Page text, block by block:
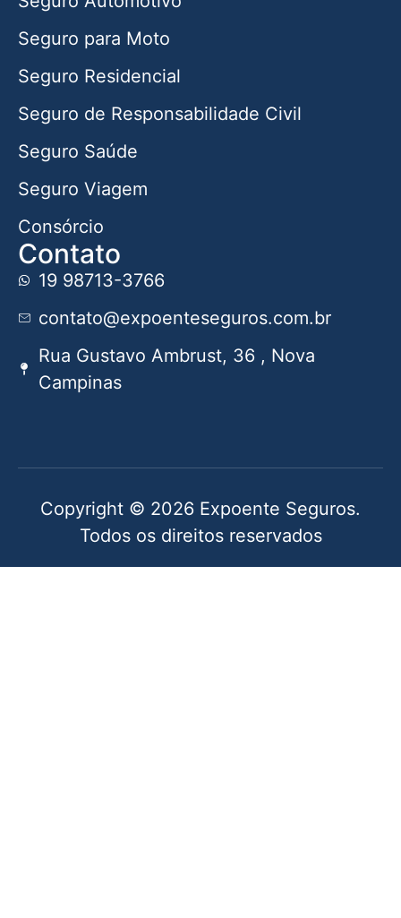
Seguro para Moto
Seguro Residencial
Seguro de Responsabilidade Civil
Seguro Saúde
Seguro Viagem
Consórcio
Contato
19 98713-3766
contato@expoenteseguros.com.br
Rua Gustavo Ambrust, 36 , Nova
Campinas
Copyright © 2026 Expoente Seguros.
Todos os direitos reservados